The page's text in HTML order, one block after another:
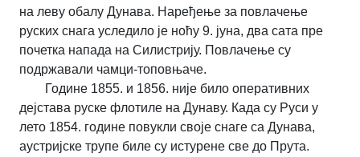
на леву обалу Дунава. Наређење за повлачење
руских снага уследило је ноћу 9. јуна, два сата пре
почетка напада на Силистрију. Повлачење су
подржавали чамци-топовњаче.
Године 1855. и 1856. није било оперативних
дејстава руске флотиле на Дунаву. Када су Руси у
лето 1854. године повукли своје снаге са Дунава,
аустријске трупе биле су истурене све до Прута.